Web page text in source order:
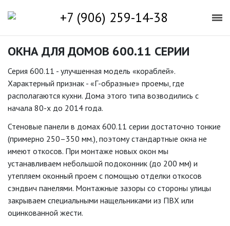
+7 (906) 259-14-38
ОКНА ДЛЯ ДОМОВ 600.11 СЕРИИ
Серия 600.11 - улучшенная модель «кораблей».
Характерный признак - «Г-образные» проемы, где
располагаются кухни. Дома этого типа возводились с
начала 80-х до 2014 года.
Стеновые панели в домах 600.11 серии достаточно тонкие
(примерно 250–350 мм.), поэтому стандартные окна не
имеют откосов. При монтаже новых окон мы
устанавливаем небольшой подоконник (до 200 мм) и
утепляем оконный проем с помощью отделки откосов
сэндвич панелями. Монтажные зазоры со стороны улицы
закрываем специальными нащельниками из ПВХ или
оцинкованной жести.